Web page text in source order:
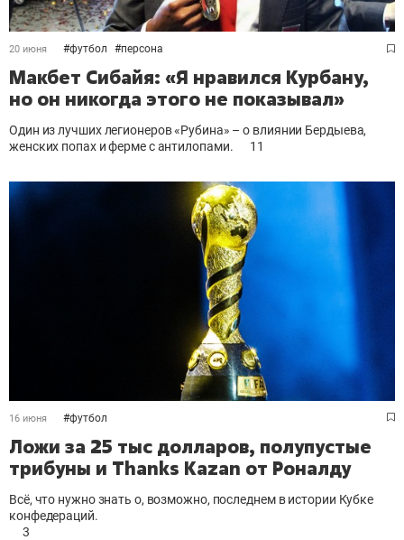
20 июня #футбол #персона
Макбет Сибайя: «Я нравился Курбану,
но он никогда этого не показывал»
Один из лучших легионеров «Рубина» – о влиянии Бердыева,
женских попах и ферме с антилопами.
11
16 июня #футбол
Ложи за 25 тыс долларов, полупустые
трибуны и Thanks Kazan от Роналду
Всё, что нужно знать о, возможно, последнем в истории Кубке
конфедераций.
3